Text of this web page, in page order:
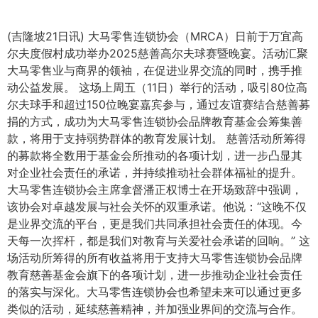
(吉隆坡21日讯) 大马零售连锁协会（MRCA）日前于万宜高
尔夫度假村成功举办2025慈善高尔夫球赛暨晚宴。活动汇聚
大马零售业与商界的领袖，在促进业界交流的同时，携手推
动公益发展。 这场上周五（11日）举行的活动，吸引80位高
尔夫球手和超过150位晚宴嘉宾参与，通过友谊赛结合慈善募
捐的方式，成功为大马零售连锁协会品牌教育基金会筹集善
款，将用于支持弱势群体的教育发展计划。 慈善活动所筹得
的募款将全数用于基金会所推动的各项计划，进一步凸显其
对企业社会责任的承诺，并持续推动社会群体福祉的提升。
大马零售连锁协会主席拿督潘正权博士在开场致辞中强调，
该协会对卓越发展与社会关怀的双重承诺。他说：“这晚不仅
是业界交流的平台，更是我们共同承担社会责任的体现。今
天每一次挥杆，都是我们对教育与关爱社会承诺的回响。” 这
场活动所筹得的所有收益将用于支持大马零售连锁协会品牌
教育慈善基金会旗下的各项计划，进一步推动企业社会责任
的落实与深化。大马零售连锁协会也希望未来可以通过更多
类似的活动，延续慈善精神，并加强业界间的交流与合作。